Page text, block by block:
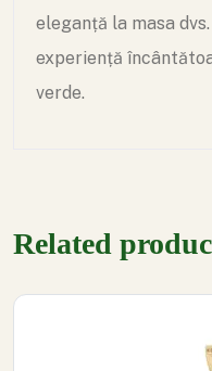
eleganță la masa
experiență
verde.
Related